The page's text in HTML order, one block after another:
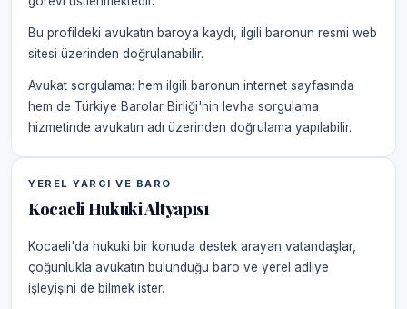
Bu profildeki avukatın baroya kaydı, ilgili baronun resmi web
sitesi üzerinden doğrulanabilir.
Avukat sorgulama: hem ilgili baronun internet sayfasında
hem de Türkiye Barolar Birliği'nin levha sorgulama
hizmetinde avukatın adı üzerinden doğrulama yapılabilir.
YEREL YARGI VE BARO
Kocaeli Hukuki Altyapısı
Kocaeli'da hukuki bir konuda destek arayan vatandaşlar,
çoğunlukla avukatın bulunduğu baro ve yerel adliye
işleyişini de bilmek ister.